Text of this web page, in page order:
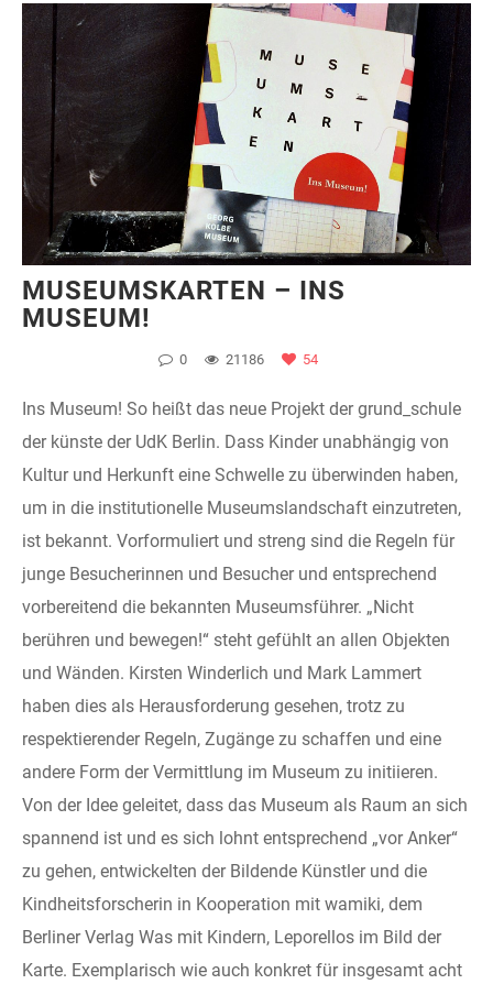
MUSEUMSKARTEN – INS
MUSEUM!
0 21186 54
Ins Museum! So heißt das neue Projekt der grund_schule
der künste der UdK Berlin. Dass Kinder unabhängig von
Kultur und Herkunft eine Schwelle zu überwinden haben,
um in die institutionelle Museumslandschaft einzutreten,
ist bekannt. Vorformuliert und streng sind die Regeln für
junge Besucherinnen und Besucher und entsprechend
vorbereitend die bekannten Museumsführer. „Nicht
berühren und bewegen!“ steht gefühlt an allen Objekten
und Wänden. Kirsten Winderlich und Mark Lammert
haben dies als Herausforderung gesehen, trotz zu
respektierender Regeln, Zugänge zu schaffen und eine
andere Form der Vermittlung im Museum zu initiieren.
Von der Idee geleitet, dass das Museum als Raum an sich
spannend ist und es sich lohnt entsprechend „vor Anker“
zu gehen, entwickelten der Bildende Künstler und die
Kindheitsforscherin in Kooperation mit wamiki, dem
Berliner Verlag Was mit Kindern, Leporellos im Bild der
Karte. Exemplarisch wie auch konkret für insgesamt acht